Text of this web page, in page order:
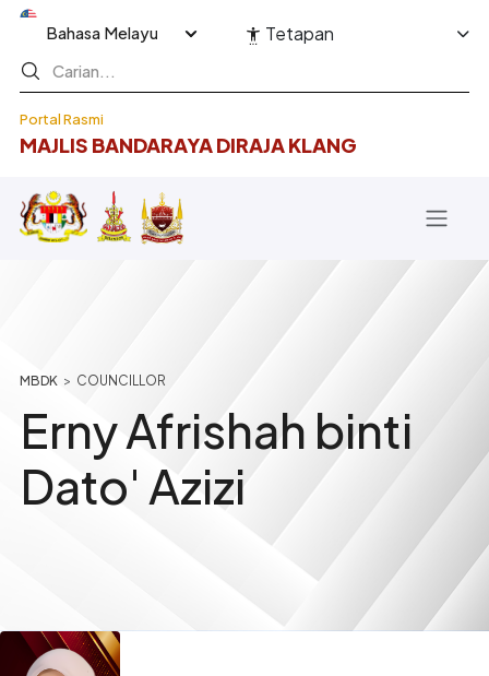
Langkau ke kandungan utama
Portal Rasmi
MAJLIS BANDARAYA DIRAJA KLANG
Select your language Tetapan
Breadcrumb
COUNCILLOR
Erny Afrishah binti
Dato' Azizi